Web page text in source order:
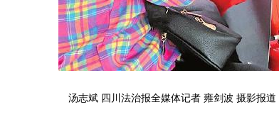
汤志斌 四川法治报全媒体记者 雍剑波 摄影报道